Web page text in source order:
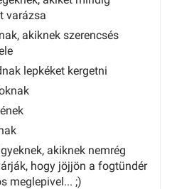
varázsa
akiknek szerencsés
lepkéket kergetni
akiknek nemrég
hogy jöjjön a fogtündér
meglepivel... ;)